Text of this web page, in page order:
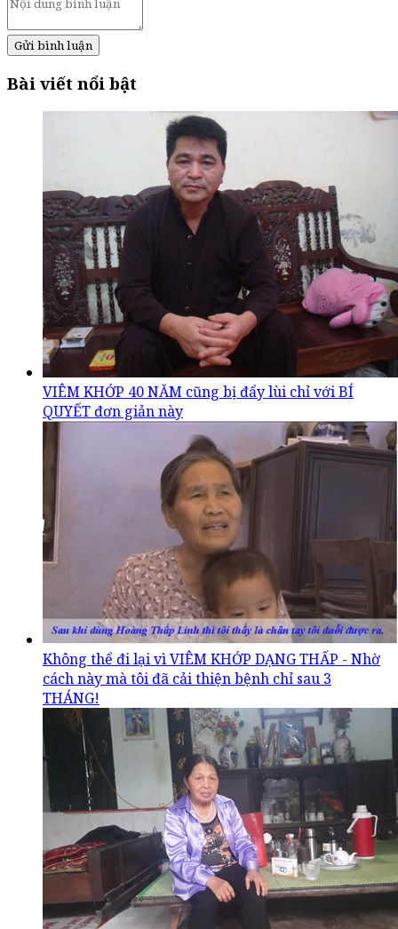
Gửi bình luận
Bài viết nổi bật
VIÊM KHỚP 40 NĂM cũng bị đẩy lùi chỉ với BÍ
QUYẾT đơn giản này
Không thể đi lại vì VIÊM KHỚP DẠNG THẤP - Nhờ
cách này mà tôi đã cải thiện bệnh chỉ sau 3
THÁNG!